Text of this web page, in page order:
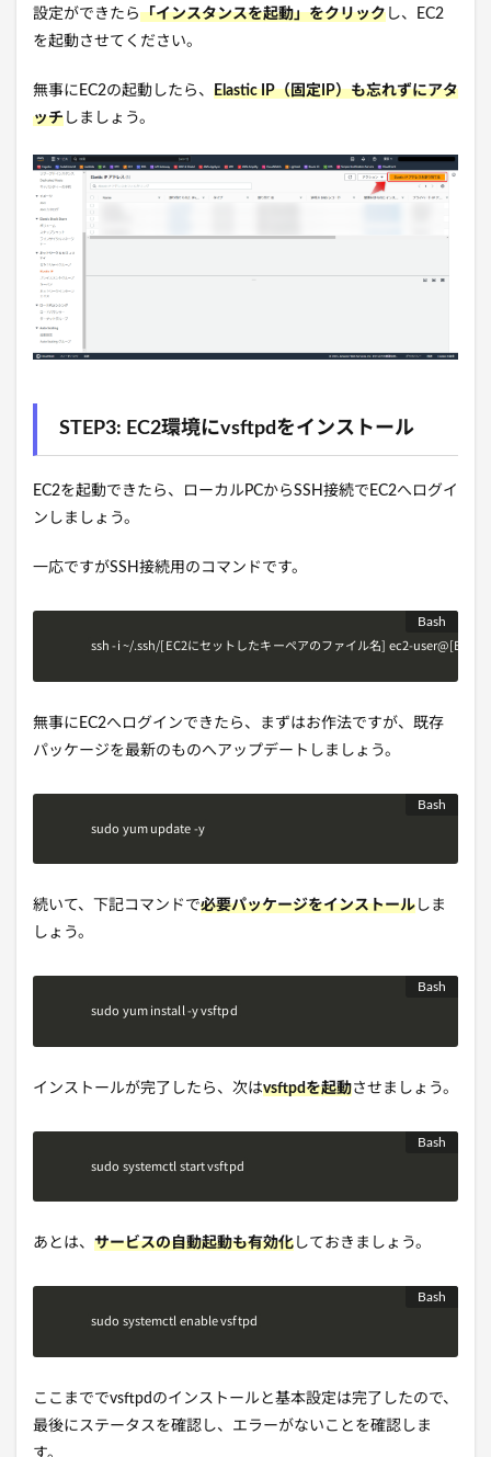
設定ができたら「インスタンスを起動」をクリック し、EC2
を起動させてください。
無事にEC2の起動したら、 Elastic IP（固定IP）も忘れずにアタ
ッチ しましょう。
STEP3: EC2環境にvsftpdをインストール
EC2を起動できたら、ローカルPCからSSH接続でEC2へログイ
ンしましょう。
一応ですがSSH接続用のコマンドです。
ssh -i ~/.ssh/[EC2にセットしたキーペアのファイル名] ec2-user@[EC2
無事にEC2へログインできたら、まずはお作法ですが、既存
パッケージを最新のものへアップデートしましょう。
sudo yum update -y
続いて、下記コマンドで必要パッケージをインストール しま
しょう。
sudo yum install -y vsftpd
インストールが完了したら、次はvsftpdを起動させましょう。
sudo systemctl start vsftpd
あとは、 サービスの自動起動も有効化 しておきましょう。
sudo systemctl enable vsftpd
ここまででvsftpdのインストールと基本設定は完了したので、
最後にステータスを確認し、エラーがないことを確認しま
す。